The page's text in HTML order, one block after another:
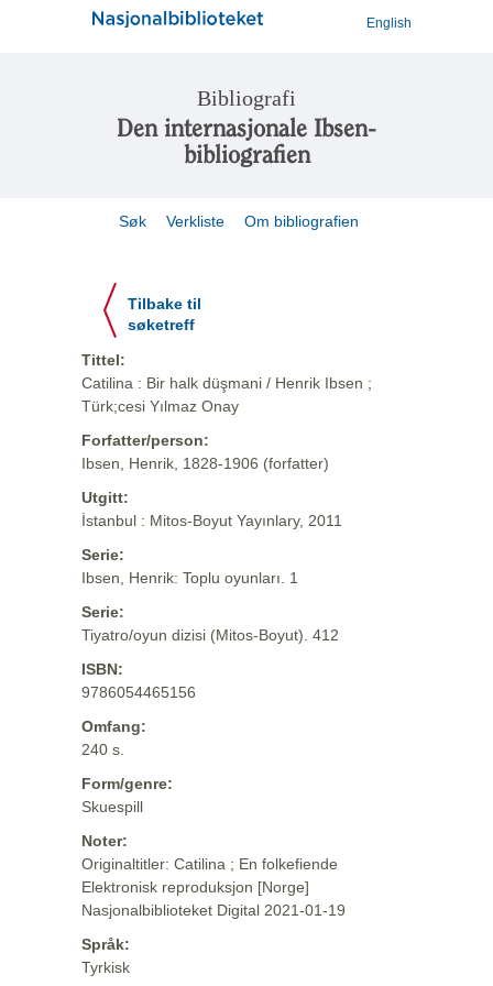
English
Bibliografi
Den internasjonale Ibsen-
bibliografien
Søk Verkliste Om bibliografien
Tilbake til
søketreff
Tittel:
Catilina : Bir halk düşmani / Henrik Ibsen ;
Türk;cesi Yılmaz Onay
Forfatter/person:
Ibsen, Henrik, 1828-1906 (forfatter)
Utgitt:
İstanbul : Mitos-Boyut Yayınlary, 2011
Serie:
Ibsen, Henrik: Toplu oyunları. 1
Serie:
Tiyatro/oyun dizisi (Mitos-Boyut). 412
ISBN:
9786054465156
Omfang:
240 s.
Form/genre:
Skuespill
Noter:
Originaltitler: Catilina ; En folkefiende
Elektronisk reproduksjon [Norge]
Nasjonalbiblioteket Digital 2021-01-19
Språk:
Tyrkisk